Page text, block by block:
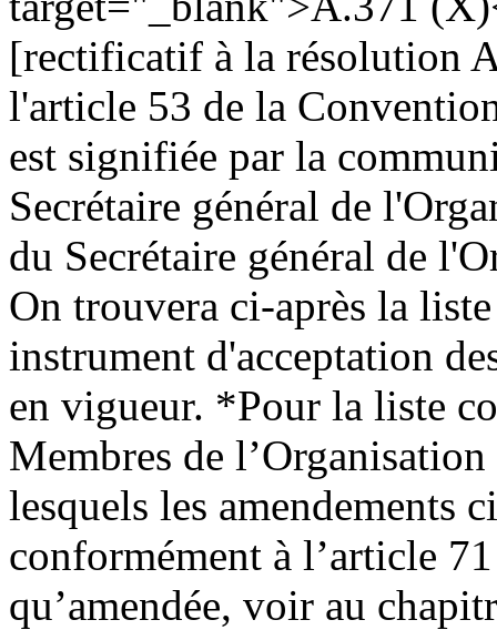
[rectificatif à la résolution
l'article 53 de la
est signifiée par la
Secrétaire général de
du Secrétaire général de
On trouvera ci-après la
instrument d'acceptation
en vigueur. *Pour la liste
Membres de
lesquels les amendements
conformément à l’article
qu’amendée, voir au